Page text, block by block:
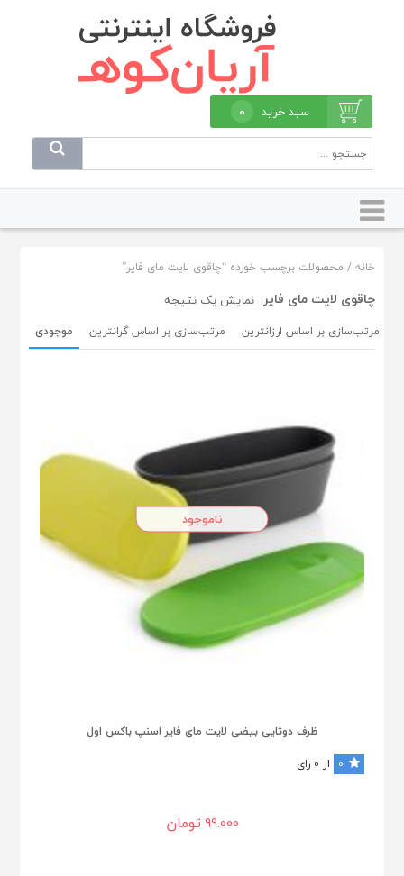
سبد خرید ۰
خانه/ محصولات برچسب خورده “چاقوی لایت مای فایر”
چاقوی لایت مای فایر نمایش یک نتیجه
مرتب‌سازی بر اساس ارزانترین مرتب‌سازی بر اساس گرانترین موجودی
ناموجود
ظرف دوتایی بیضی لایت مای فایر اسنپ باکس اول
0 از 0 رای
99.000تومان